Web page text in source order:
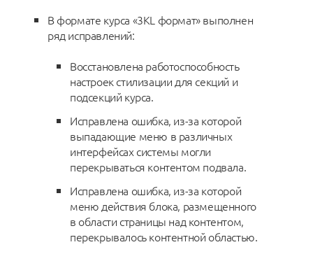
В формате курса «3KL формат» выполнен
ряд исправлений:
Восстановлена работоспособность
настроек стилизации для секций и
подсекций курса.
Исправлена ошибка, из-за которой
выпадающие меню в различных
интерфейсах системы могли
перекрываться контентом подвала.
Исправлена ошибка, из-за которой
меню действия блока, размещенного
в области страницы над контентом,
перекрывалось контентной областью.